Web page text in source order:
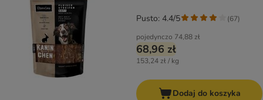
pojedynczo 74,88 zł
68,96 zł
153,24 zł / kg
Pusto: 4.4/5 (67)
Dodaj do koszyka